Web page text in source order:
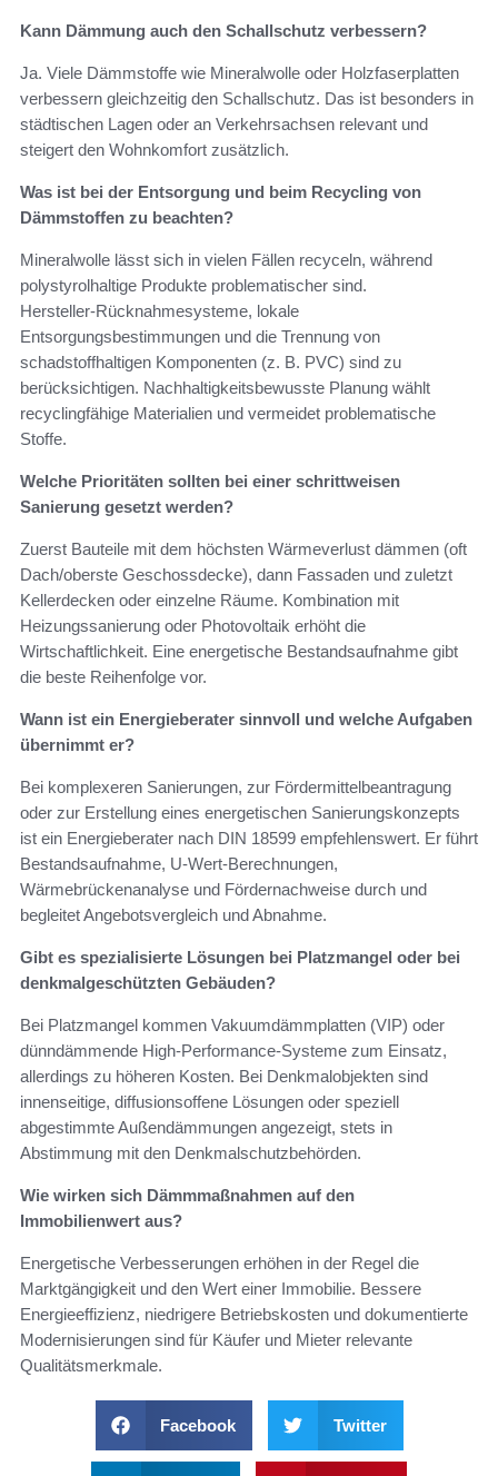
Kann Dämmung auch den Schallschutz verbessern?
Ja. Viele Dämmstoffe wie Mineralwolle oder Holzfaserplatten
verbessern gleichzeitig den Schallschutz. Das ist besonders in
städtischen Lagen oder an Verkehrsachsen relevant und
steigert den Wohnkomfort zusätzlich.
Was ist bei der Entsorgung und beim Recycling von
Dämmstoffen zu beachten?
Mineralwolle lässt sich in vielen Fällen recyceln, während
polystyrolhaltige Produkte problematischer sind.
Hersteller‑Rücknahmesysteme, lokale
Entsorgungsbestimmungen und die Trennung von
schadstoffhaltigen Komponenten (z. B. PVC) sind zu
berücksichtigen. Nachhaltigkeitsbewusste Planung wählt
recyclingfähige Materialien und vermeidet problematische
Stoffe.
Welche Prioritäten sollten bei einer schrittweisen
Sanierung gesetzt werden?
Zuerst Bauteile mit dem höchsten Wärmeverlust dämmen (oft
Dach/oberste Geschossdecke), dann Fassaden und zuletzt
Kellerdecken oder einzelne Räume. Kombination mit
Heizungssanierung oder Photovoltaik erhöht die
Wirtschaftlichkeit. Eine energetische Bestandsaufnahme gibt
die beste Reihenfolge vor.
Wann ist ein Energieberater sinnvoll und welche Aufgaben
übernimmt er?
Bei komplexeren Sanierungen, zur Fördermittelbeantragung
oder zur Erstellung eines energetischen Sanierungskonzepts
ist ein Energieberater nach DIN 18599 empfehlenswert. Er führt
Bestandsaufnahme, U‑Wert‑Berechnungen,
Wärmebrückenanalyse und Fördernachweise durch und
begleitet Angebotsvergleich und Abnahme.
Gibt es spezialisierte Lösungen bei Platzmangel oder bei
denkmalgeschützten Gebäuden?
Bei Platzmangel kommen Vakuumdämmplatten (VIP) oder
dünndämmende High‑Performance‑Systeme zum Einsatz,
allerdings zu höheren Kosten. Bei Denkmalobjekten sind
innenseitige, diffusionsoffene Lösungen oder speziell
abgestimmte Außendämmungen angezeigt, stets in
Abstimmung mit den Denkmalschutzbehörden.
Wie wirken sich Dämmmaßnahmen auf den
Immobilienwert aus?
Energetische Verbesserungen erhöhen in der Regel die
Marktgängigkeit und den Wert einer Immobilie. Bessere
Energieeffizienz, niedrigere Betriebskosten und dokumentierte
Modernisierungen sind für Käufer und Mieter relevante
Qualitätsmerkmale.
Facebook Twitter